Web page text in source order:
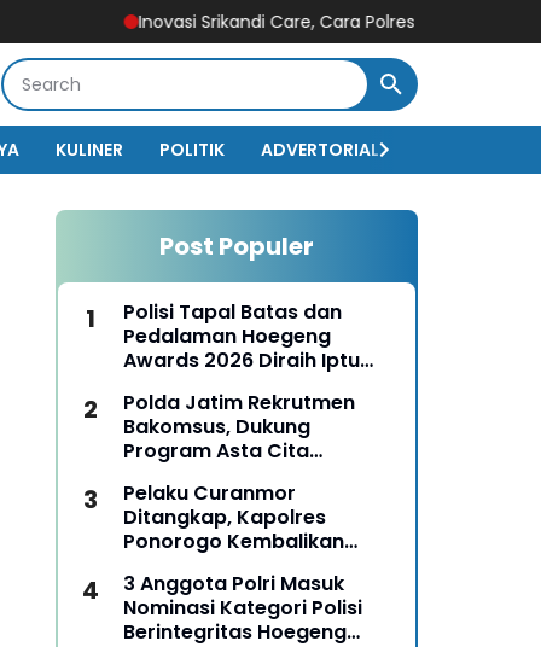
Inovasi Srikandi Care, Cara Polres Lamongan Dekatkan
KULINER POLITIK ADVERTORIAL
Post Populer
Polisi Tapal Batas dan
Pedalaman Hoegeng
Awards 2026 Diraih Iptu
Pengabdian Humanis di
Nduga
Polda Jatim Rekrutmen
Bakomsus, Dukung
Program Asta Cita
Pelaku Curanmor
Ditangkap, Kapolres
Ponorogo Kembalikan
3 Anggota Polri Masuk
Nominasi Kategori Polisi
Berintegritas Hoegeng